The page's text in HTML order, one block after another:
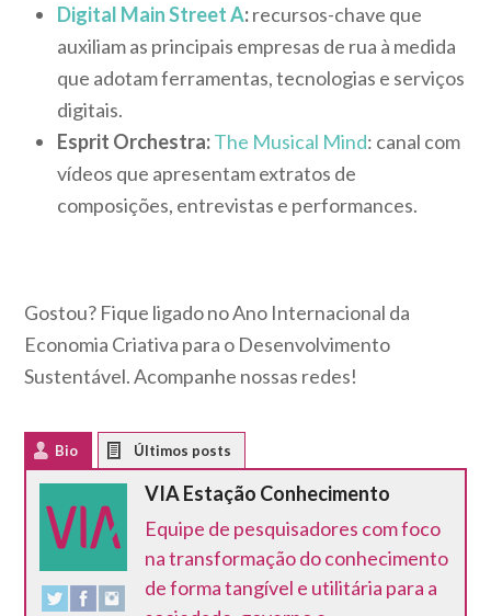
Digital Main Street A:recursos-chave que
auxiliam as principais empresas de rua à medida
que adotam ferramentas, tecnologias e serviços
digitais.
Esprit Orchestra:The Musical Mind: canal com
vídeos que apresentam extratos de
composições, entrevistas e performances.
Gostou? Fique ligado no Ano Internacional da
Economia Criativa para o Desenvolvimento
Sustentável. Acompanhe nossas redes!
Bio
VIA Estação Conhecimento
Equipe de pesquisadores com foco
na transformação do conhecimento
de forma tangível e utilitária para a